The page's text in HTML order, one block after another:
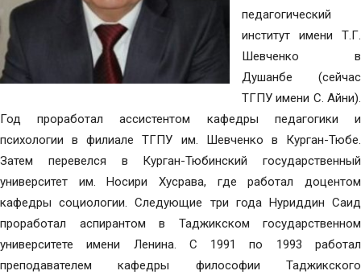
педагогический
институт имени Т.Г.
Шевченко в
Душанбе (сейчас
ТГПУ имени С. Айни).
Год проработал ассистентом кафедры педагогики и
психологии в филиале ТГПУ им. Шевченко в Курган-Тюбе.
Затем перевелся в Курган-Тюбинский государственный
университет им. Носири Хусрава, где работал доцентом
кафедры социологии. Следующие три года Нуриддин Саид
проработал аспирантом в Таджикском государственном
университете имени Ленина. С 1991 по 1993 работал
преподавателем кафедры философии Таджикского